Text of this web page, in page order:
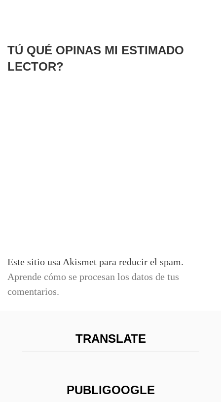
TÚ QUÉ OPINAS MI ESTIMADO
LECTOR?
Este sitio usa Akismet para reducir el spam.
Aprende cómo se procesan los datos de tus
comentarios.
TRANSLATE
PUBLIGOOGLE